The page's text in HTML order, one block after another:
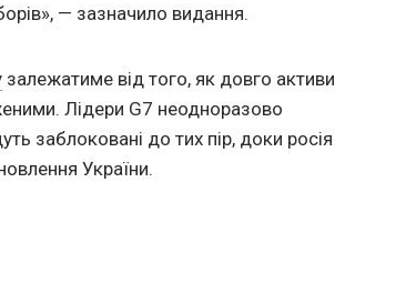
— зазначило видання.
залежатиме від того, як довго активи
Лідери G7 неодноразово
заблоковані до тих пір, доки росія
України.